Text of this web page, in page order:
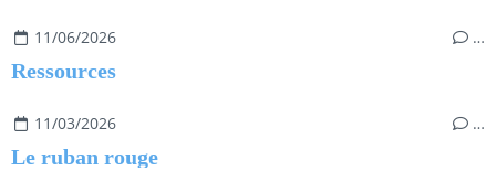
11/06/2026 …
Ressources
11/03/2026 …
Le ruban rouge